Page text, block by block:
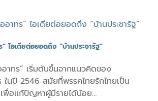
ไอเดียต่อยอดถึง “บ้านประชารัฐ”
อาทร” เริ่มต้นขึ้นจากแนวคิดของ
นปี 2546 สมัยที่พรรคไทยรักไทยเป็น
พื่อแก้ปัญหาผู้มีรายได้น้อย…